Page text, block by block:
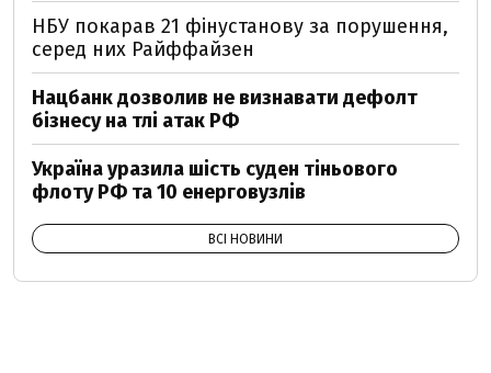
НБУ покарав 21 фінустанову за порушення,
серед них Райффайзен
Нацбанк дозволив не визнавати дефолт
бізнесу на тлі атак РФ
Україна уразила шість суден тіньового
флоту РФ та 10 енерговузлів
ВСІ НОВИНИ